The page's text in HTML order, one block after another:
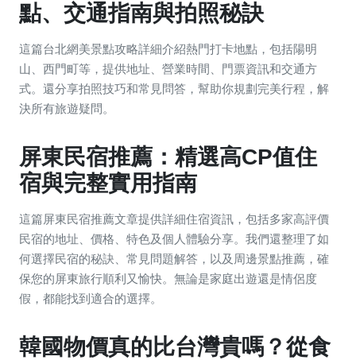
點、交通指南與拍照秘訣
這篇台北網美景點攻略詳細介紹熱門打卡地點，包括陽明
山、西門町等，提供地址、營業時間、門票資訊和交通方
式。還分享拍照技巧和常見問答，幫助你規劃完美行程，解
決所有旅遊疑問。
屏東民宿推薦：精選高CP值住
宿與完整實用指南
這篇屏東民宿推薦文章提供詳細住宿資訊，包括多家高評價
民宿的地址、價格、特色及個人體驗分享。我們還整理了如
何選擇民宿的秘訣、常見問題解答，以及周邊景點推薦，確
保您的屏東旅行順利又愉快。無論是家庭出遊還是情侶度
假，都能找到適合的選擇。
韓國物價真的比台灣貴嗎？從食